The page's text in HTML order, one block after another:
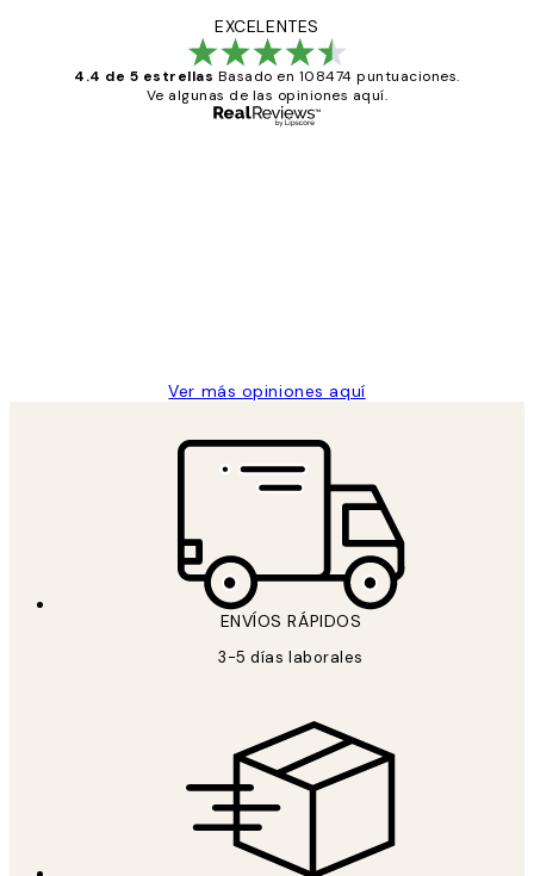
EXCELENTES
4.4 de 5 estrellas Basado en 108474 puntuaciones.
Ve algunas de las opiniones aquí.
Ver más opiniones aquí
ENVÍOS RÁPIDOS
3-5 días laborales